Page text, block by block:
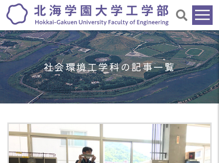
社会環境工学科の記事一覧